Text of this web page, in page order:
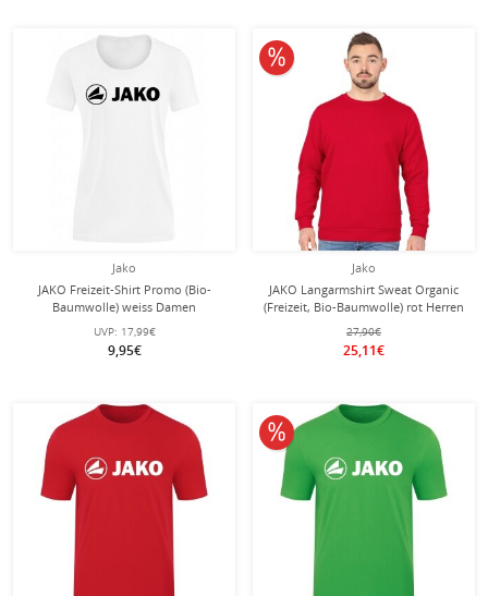
Jako
JAKO Freizeit-Shirt Promo (Bio-
Baumwolle) weiss Damen
UVP: 17,99€
9,95€
Jako
JAKO Langarmshirt Sweat Organic
(Freizeit, Bio-Baumwolle) rot Herren
27,90€
25,11€
10% reduziert
10% reduziert